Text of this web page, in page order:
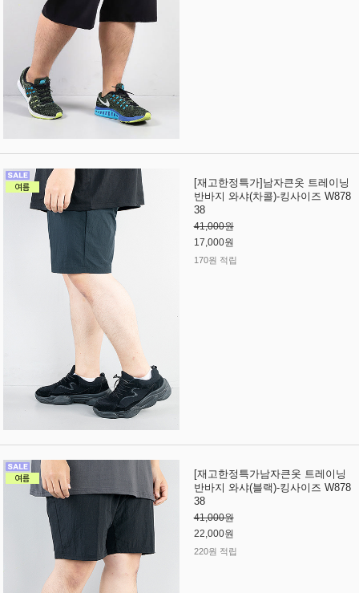
[재고한정특가]남자큰옷 트레이닝
반바지 와샤(차콜)-킹사이즈 W878
38
41,000원
17,000원
170원 적립
[재고한정특가남자큰옷 트레이닝
반바지 와샤(블랙)-킹사이즈 W878
38
41,000원
22,000원
220원 적립